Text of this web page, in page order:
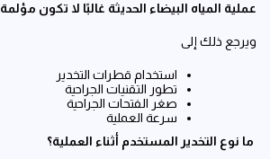
عملية المياه البيضاء الحديثة غالبًا لا تكون مؤلمة
ويرجع ذلك إلى
استخدام قطرات التخدير
تطور التقنيات الجراحية
صغر الفتحات الجراحية
سرعة العملية
ما نوع التخدير المستخدم أثناء العملية؟